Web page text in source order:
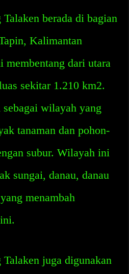
berada di bagian
Kalimantan
membentang dari utara
sekitar 1.210 km2.
wilayah yang
tanaman dan pohon-
subur. Wilayah ini
sungai, danau, danau
menambah
juga digunakan